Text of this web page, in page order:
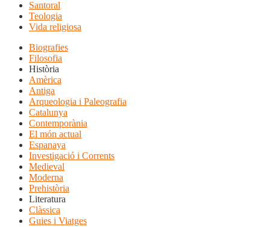
Santoral
Teologia
Vida religiosa
Biografies
Filosofia
Història
Amèrica
Antiga
Arqueologia i Paleografia
Catalunya
Contemporània
El món actual
Espanaya
Investigació i Corrents
Medieval
Moderna
Prehistòria
Literatura
Clàssica
Guies i Viatges